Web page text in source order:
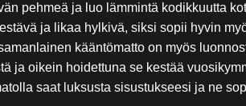
pehmeä ja luo lämmintä kodikkuutta
ja likaa hylkivä, siksi sopii hyvin
kääntömatto on myös
ja oikein hoidettuna se kestää
saat luksusta sisustukseesi ja ne